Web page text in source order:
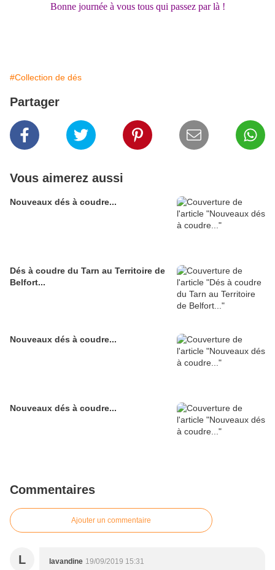
Bonne journée à vous tous qui passez par là !
#Collection de dés
Partager
Vous aimerez aussi
Nouveaux dés à coudre...
Dés à coudre du Tarn au Territoire de
Belfort...
Nouveaux dés à coudre...
Nouveaux dés à coudre...
Commentaires
Ajouter un commentaire
L lavandine 19/09/2019 15:31